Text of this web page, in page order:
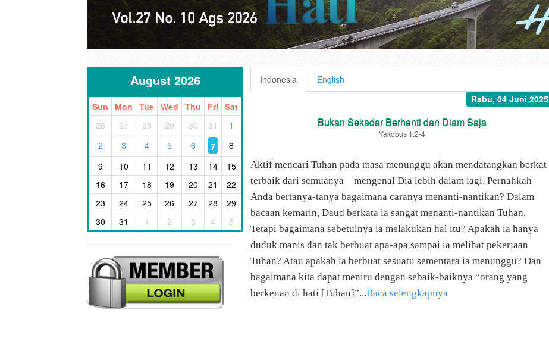
August 2026
Sun Mon Tue Wed Thu Fri Sat
26
27 28 29 30 31
1
2
3 4 5 6 7
8
9
10 11 12 13 14
15
16
17 18 19 20 21
22
23
24 25 26 27 28
29
30
31 1 2 3 4 5
Indonesia
English
Rabu, 04 Juni 2025
Bukan Sekadar Berhenti dan Diam Saja
Yakobus 1:2-4
Aktif mencari Tuhan pada masa menunggu akan mendatangkan berkat
terbaik dari semuanya—mengenal Dia lebih dalam lagi. Pernahkah
Anda bertanya-tanya bagaimana caranya menanti-nantikan? Dalam
bacaan kemarin, Daud berkata ia sangat menanti-nantikan Tuhan.
Tetapi bagaimana sebetulnya ia melakukan hal itu? Apakah ia hanya
duduk manis dan tak berbuat apa-apa sampai ia melihat pekerjaan
Tuhan? Atau apakah ia berbuat sesuatu sementara ia menunggu? Dan
bagaimana kita dapat meniru dengan sebaik-baiknya “orang yang
berkenan di hati [Tuhan]”...Baca selengkapnya